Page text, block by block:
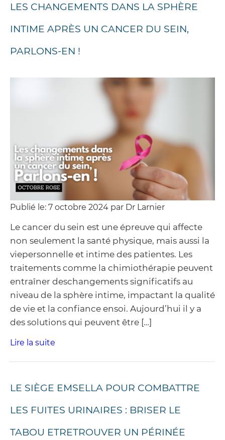
LES CHANGEMENTS DANS LA SPHÈRE
INTIME APRÈS UN CANCER DU SEIN,
PARLONS-EN !
Publié le: 7 octobre 2024 par Dr Larnier
Le cancer du sein est une épreuve qui affecte
non seulement la santé physique, mais aussi la
viepersonnelle et intime des patientes. Les
traitements comme la chimiothérapie peuvent
entraîner deschangements significatifs au
niveau de la sphère intime, impactant la qualité
de vie et la confiance ensoi. Aujourd’hui il y a
des solutions qui peuvent être […]
Lire la suite
LE SIÈGE EMSELLA POUR COMBATTRE
LES FUITES URINAIRES : BRISER LE
TABOU ETRETROUVER UN PÉRINÉE